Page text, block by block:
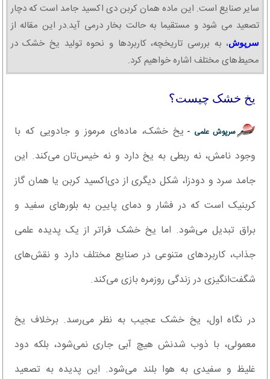
سایر صنایع است. این ماده همان کربن دی اکسید جامد است که دچار
تصعید می شود و مستقیما به حالت بخار درمی آید.در این مقاله از
سرپوش، به بررسی تاریخچه، کاربردها و نحوه تولید یخ خشک در
محیط‌های مختلف اشاره خواهیم کرد.
یخ خشک چیست؟
سرپوش علمی - یخ خشک، ماده‌ای مرموز و جادویی که با
وجود نامش، نه ربطی به یخ دارد و نه خیس‌تان می‌کند. این
جامد سرد و دودزا، شکل دیگری از دی‌اکسید کربن یا همان گاز
کربنیک است که در فشار و دمای پایین به بلورهای سفید و
براق تبدیل می‌شود. اما یخ خشک فراتر از یک پدیده علمی
جذاب، کاربردهای متنوعی در صنایع مختلف دارد و نقش‌های
شگفت‌انگیزی در زندگی روزمره بازی می‌کند.
در نگاه اول، یخ خشک عجیب به نظر می‌رسد. برخلاف یخ
معمولی، با ذوب شدنش هیچ آبی جاری نمی‌شود، بلکه دود
غلیظ و سفیدی به هوا بلند می‌شود. این پدیده به تصعید